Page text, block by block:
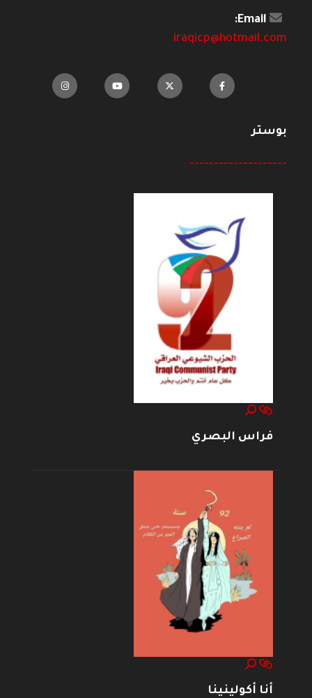
Email:
iraqicp@hotmail.com
بوستر
--------------------
فراس البصري
أنا أكولينينا